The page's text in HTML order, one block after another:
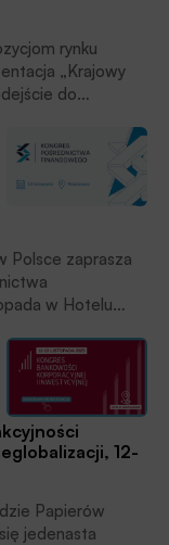
rynku
„Krajowy
do
FQP.S.A.
Polsce zaprasza
w Hotelu
są patronami
12-
Papierów
jedenasta